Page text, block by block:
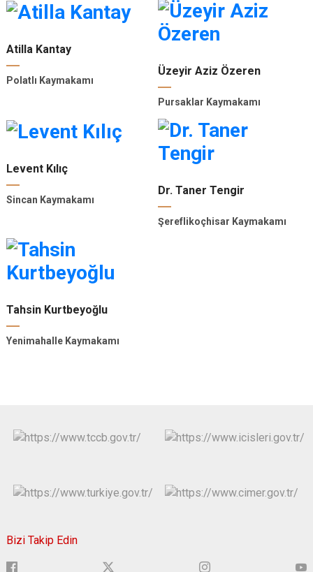
Atilla Kantay
Polatlı Kaymakamı
Üzeyir Aziz Özeren
Pursaklar Kaymakamı
Levent Kılıç
Sincan Kaymakamı
Dr. Taner Tengir
Şereflikoçhisar Kaymakamı
Tahsin Kurtbeyoğlu
Yenimahalle Kaymakamı
Bizi Takip Edin